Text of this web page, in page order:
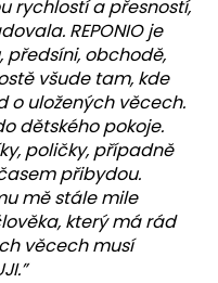
rychlostí a přesností,
REPONIO je
předsíni, obchodě,
všude tam, kde
o uložených věcech.
dětského pokoje.
poličky, případně
přibydou.
mě stále mile
který má rád
věcech musí